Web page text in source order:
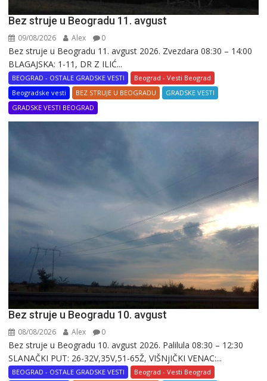
Bez struje u Beogradu 11. avgust
09/08/2026 Alex 0
Bez struje u Beogradu 11. avgust 2026. Zvezdara 08:30 – 14:00
BLAGAJSKA: 1-11, DR Z ILIĆ...
BEOGRAD - OSTALE GRADSKE VESTI
Beograd - Vesti Beograd
Beogradske vesti
BEZ STRUJE U BEOGRADU
GRADSKE VESTI
GRADSKE VESTI BEOGRAD
Bez struje u Beogradu 10. avgust
08/08/2026 Alex 0
Bez struje u Beogradu 10. avgust 2026. Palilula 08:30 – 12:30
SLANAČKI PUT: 26-32V,35V,51-65Ž, VIŠNjIČKI VENAC:...
BEOGRAD - OSTALE GRADSKE VESTI
Beograd - Vesti Beograd